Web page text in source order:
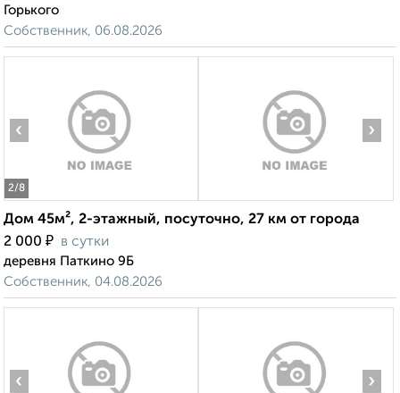
Горького
Собственник, 06.08.2026
2/8
‹ ›
Дом 45м², 2-этажный, посуточно, 27 км от города
2 000 ₽ в сутки
деревня Паткино 9Б
Собственник, 04.08.2026
‹ ›